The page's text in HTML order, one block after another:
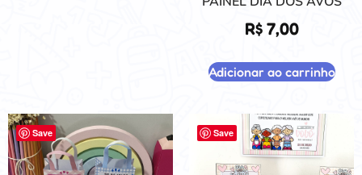
R$7,00
Adicionar ao carrinho
Save Save